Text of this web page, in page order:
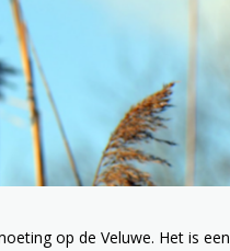
op de Veluwe. Het is een